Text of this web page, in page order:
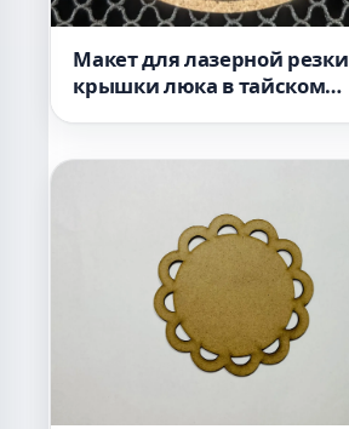
Макет для лазерной резки
крышки люка в тайском